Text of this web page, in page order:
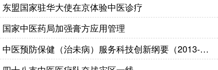
东盟国家驻华大使在京体验中医诊疗
国家中医药局加强膏方应用管理
中医预防保健（治未病）服务科技创新纲要（2013-2020年）